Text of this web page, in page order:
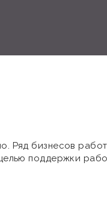
Ряд бизнесов
поддержки